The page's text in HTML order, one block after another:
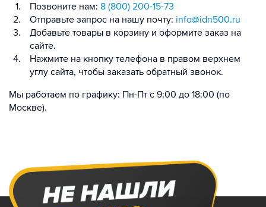
Позвоните нам: 8 (800) 200-15-73
Отправьте запрос на нашу почту: info@idn500.ru
Добавьте товары в корзину и оформите заказ на
сайте.
Нажмите на кнопку телефона в правом верхнем
углу сайта, чтобы заказать обратный звонок.
Мы работаем по графику: Пн-Пт с 9:00 до 18:00 (по
Москве).